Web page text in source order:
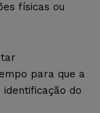
físicas ou
para que a
do